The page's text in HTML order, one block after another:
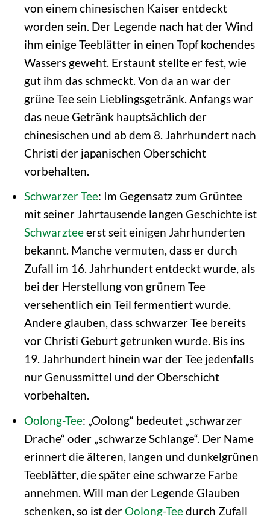
von einem chinesischen Kaiser entdeckt
worden sein. Der Legende nach hat der Wind
ihm einige Teeblätter in einen Topf kochendes
Wassers geweht. Erstaunt stellte er fest, wie
gut ihm das schmeckt. Von da an war der
grüne Tee sein Lieblingsgetränk. Anfangs war
das neue Getränk hauptsächlich der
chinesischen und ab dem 8. Jahrhundert nach
Christi der japanischen Oberschicht
vorbehalten.
Schwarzer Tee: Im Gegensatz zum Grüntee
mit seiner Jahrtausende langen Geschichte ist
Schwarzteeerst seit einigen Jahrhunderten
bekannt. Manche vermuten, dass er durch
Zufall im 16. Jahrhundert entdeckt wurde, als
bei der Herstellung von grünem Tee
versehentlich ein Teil fermentiert wurde.
Andere glauben, dass schwarzer Tee bereits
vor Christi Geburt getrunken wurde. Bis ins
19. Jahrhundert hinein war der Tee jedenfalls
nur Genussmittel und der Oberschicht
vorbehalten.
Oolong-Tee: „Oolong“ bedeutet „schwarzer
Drache“ oder „schwarze Schlange“. Der Name
erinnert die älteren, langen und dunkelgrünen
Teeblätter, die später eine schwarze Farbe
annehmen. Will man der Legende Glauben
schenken, so ist der Oolong-Teedurch Zufall